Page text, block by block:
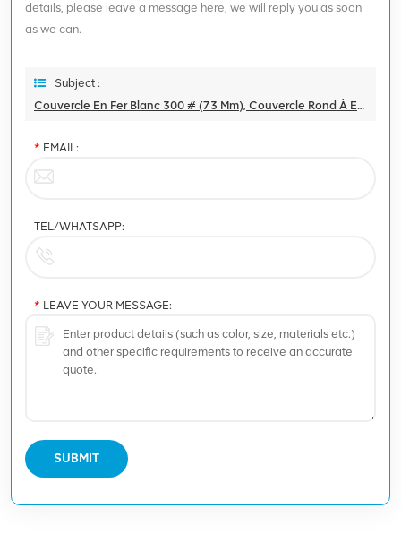
details, please leave a message here, we will reply you as soon
as we can.
Subject :
Couvercle En Fer Blanc 300 # (73 Mm), Couvercle Rond À Extrémité Ouverte Facile Et Personnalisé, Entièrement Ouvert
* EMAIL:
TEL/WHATSAPP:
* LEAVE YOUR MESSAGE:
SUBMIT